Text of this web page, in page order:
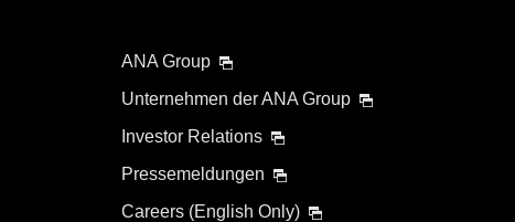
ANA Group
Unternehmen der ANA Group
Investor Relations
Pressemeldungen
Careers (English Only)